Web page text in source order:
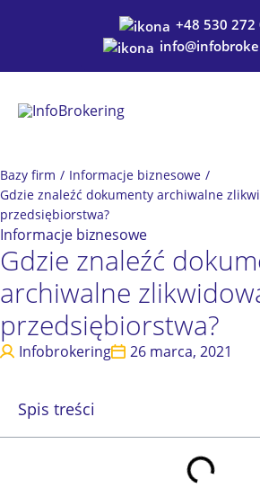
+48 530 272
Bazy firm / Informacje biznesowe /
Gdzie znaleźć dokumenty archiwalne
przedsiębiorstwa?
Informacje biznesowe
Gdzie znaleźć
archiwalne
przedsiębiorstwa?
Infobrokering 26 marca, 2021
Spis treści